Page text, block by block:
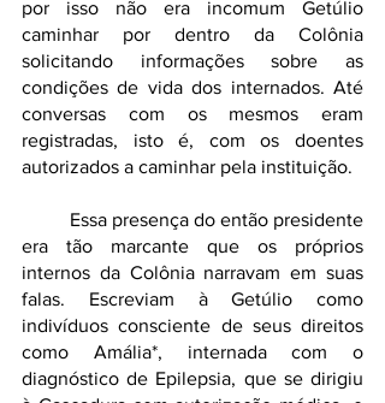
por isso não era incomum Getúlio
caminhar por dentro da Colônia
solicitando informações sobre as
condições de vida dos internados. Até
conversas com os mesmos eram
registradas, isto é, com os doentes
autorizados a caminhar pela instituição.
era tão marcante que os próprios
internos da Colônia narravam em suas
falas. Escreviam à Getúlio como
indivíduos consciente de seus direitos
como Amália*, internada com o
diagnóstico de Epilepsia, que se dirigiu